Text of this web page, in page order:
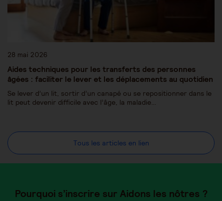
28 mai 2026
Aides techniques pour les transferts des personnes
âgées : faciliter le lever et les déplacements au quotidien
Se lever d’un lit, sortir d’un canapé ou se repositionner dans le
lit peut devenir difficile avec l’âge, la maladie…
Tous les articles en lien
Pourquoi s’inscrire sur Aidons les nôtres ?